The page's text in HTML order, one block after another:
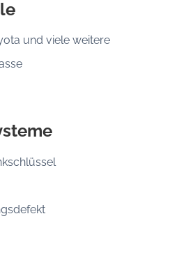
und viele weitere